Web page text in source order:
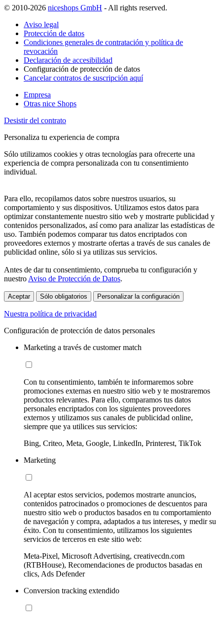
© 2010-2026 niceshops GmbH - All rights reserved.
Aviso legal
Protección de datos
Condiciones generales de contratación y política de
revocación
Declaración de accesibilidad
Configuración de protección de datos
Cancelar contratos de suscripción aquí
Empresa
Otras nice Shops
Desistir del contrato
Personaliza tu experiencia de compra
Sólo utilizamos cookies y otras tecnologías para ofrecerte una
experiencia de compra personalizada con tu consentimiento
individual.
Para ello, recopilamos datos sobre nuestros usuarios, su
comportamiento y sus dispositivos. Utilizamos estos datos para
optimizar constantemente nuestro sitio web y mostrarte publicidad y
contenidos personalizados, así como para analizar las estadísticas de
uso. También podemos comparar tus datos encriptados con
proveedores externos y mostrarte ofertas a través de sus canales de
publicidad online, sólo si ya utilizas sus servicios.
Antes de dar tu consentimiento, comprueba tu configuración y
nuestro Aviso de Protección de Datos.
Aceptar Sólo obligatorios Personalizar la configuración
Nuestra política de privacidad
Configuración de protección de datos personales
Marketing a través de customer match
Con tu consentimiento, también te informaremos sobre
promociones externas en nuestro sitio web y te mostraremos
productos relevantes. Para ello, comparamos tus datos
personales encriptados con los siguientes proveedores
externos y utilizamos sus canales de publicidad online,
siempre que ya utilices sus servicios:
Bing, Criteo, Meta, Google, LinkedIn, Printerest, TikTok
Marketing
Al aceptar estos servicios, podemos mostrarte anuncios,
contenidos patrocinados o promociones de descuentos para
nuestro sitio web o productos basados en tu comportamiento
de navegación y compra, adaptados a tus intereses, y medir su
éxito. Con tu consentimiento, utilizamos los siguientes
servicios de terceros en este sitio web:
Meta-Pixel, Microsoft Advertising, creativecdn.com
(RTBHouse), Recomendaciones de productos basadas en
clics, Ads Defender
Conversion tracking extendido